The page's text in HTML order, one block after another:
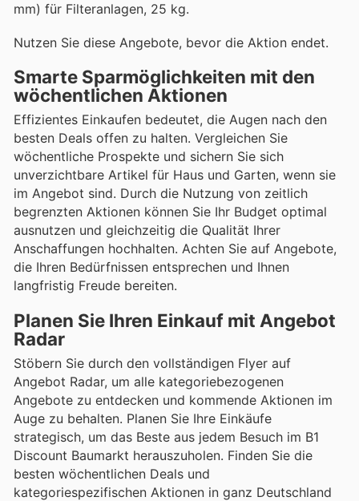
mm) für Filteranlagen, 25 kg.
Nutzen Sie diese Angebote, bevor die Aktion endet.
Smarte Sparmöglichkeiten mit den
wöchentlichen Aktionen
Effizientes Einkaufen bedeutet, die Augen nach den
besten Deals offen zu halten. Vergleichen Sie
wöchentliche Prospekte und sichern Sie sich
unverzichtbare Artikel für Haus und Garten, wenn sie
im Angebot sind. Durch die Nutzung von zeitlich
begrenzten Aktionen können Sie Ihr Budget optimal
ausnutzen und gleichzeitig die Qualität Ihrer
Anschaffungen hochhalten. Achten Sie auf Angebote,
die Ihren Bedürfnissen entsprechen und Ihnen
langfristig Freude bereiten.
Planen Sie Ihren Einkauf mit Angebot
Radar
Stöbern Sie durch den vollständigen Flyer auf
Angebot Radar, um alle kategoriebezogenen
Angebote zu entdecken und kommende Aktionen im
Auge zu behalten. Planen Sie Ihre Einkäufe
strategisch, um das Beste aus jedem Besuch im B1
Discount Baumarkt herauszuholen. Finden Sie die
besten wöchentlichen Deals und
kategoriespezifischen Aktionen in ganz Deutschland